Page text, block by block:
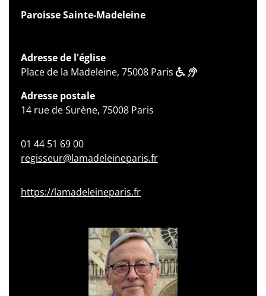
Paroisse Sainte-Madeleine
Adresse de l'église
Place de la Madeleine, 75008 Paris
Adresse postale
14 rue de Surène, 75008 Paris
01 44 51 69 00
regisseur@lamadeleineparis.fr
https://lamadeleineparis.fr